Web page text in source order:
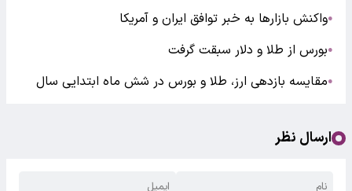
●واکنش بازارها به خبر توافق ایران و آمریکا
●بورس از طلا و دلار سبقت گرفت
●مقایسه بازدهی ارز، طلا و بورس در شش ماه ابتدایی سال
ارسال نظر